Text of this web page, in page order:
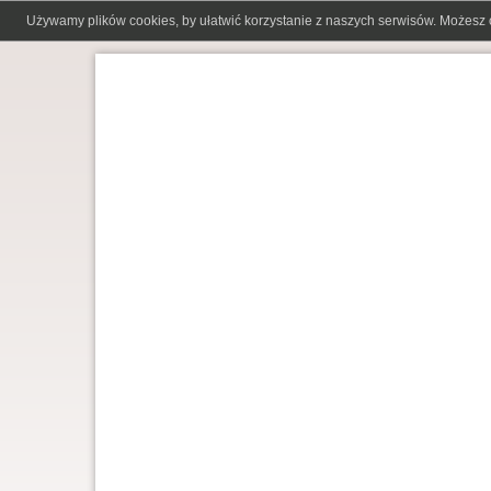
Używamy plików cookies, by ułatwić korzystanie z naszych serwisów.